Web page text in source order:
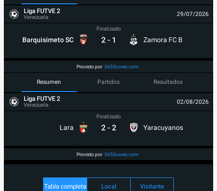
Liga FUTVE 2
Venezuela 29/07/2026
Barquisimeto SC
Finalizado
2 - 1 Zamora FC B
Provisto por 365Scores.com
Resumen Partidos Resultados
Liga FUTVE 2
Venezuela 02/08/2026
Lara
Finalizado
2 - 2 Yaracuyanos
Provisto por 365Scores.com
Tabla completa Local Visitante